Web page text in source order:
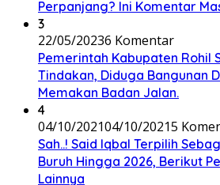
Perpanjang? Ini Komentar
3
22/05/20236 Komentar
Pemerintah Kabupaten Rohil
Tindakan, Diduga Bangunan
Memakan Badan Jalan.
4
04/10/202104/10/20215
Sah..! Said Iqbal Terpilih
Buruh Hingga 2026, Berikut
Lainnya